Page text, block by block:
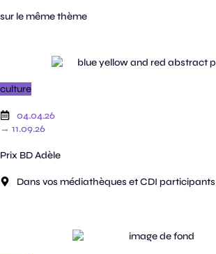
sur le même thème
culture
04.04.26
→ 11.09.26
Prix BD Adèle
Dans vos médiathèques et CDI participants